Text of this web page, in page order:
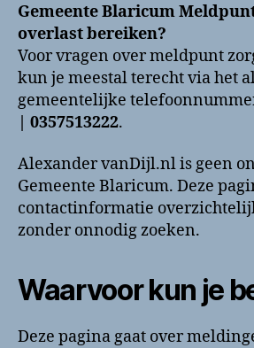
Gemeente Blaricum
overlast bereiken?
Voor vragen over meldpunt
kun je meestal terecht via het
gemeentelijke
| 0357513222.
Alexander vanDijl.nl is geen
Gemeente Blaricum. Deze
contactinformatie
zonder onnodig zoeken.
Waarvoor kun je
Deze pagina gaat over